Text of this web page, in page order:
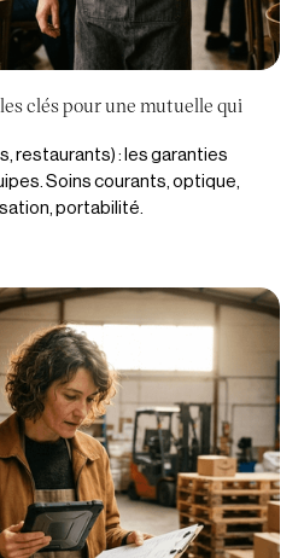
clés pour une mutuelle qui
restaurants) : les garanties
Soins courants, optique,
portabilité.